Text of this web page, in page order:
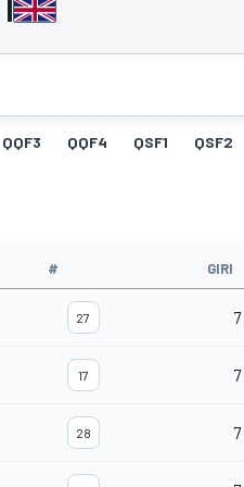
QQF3 QQF4 QSF1 QSF2
# GIRI
27 7
17 7
28 7